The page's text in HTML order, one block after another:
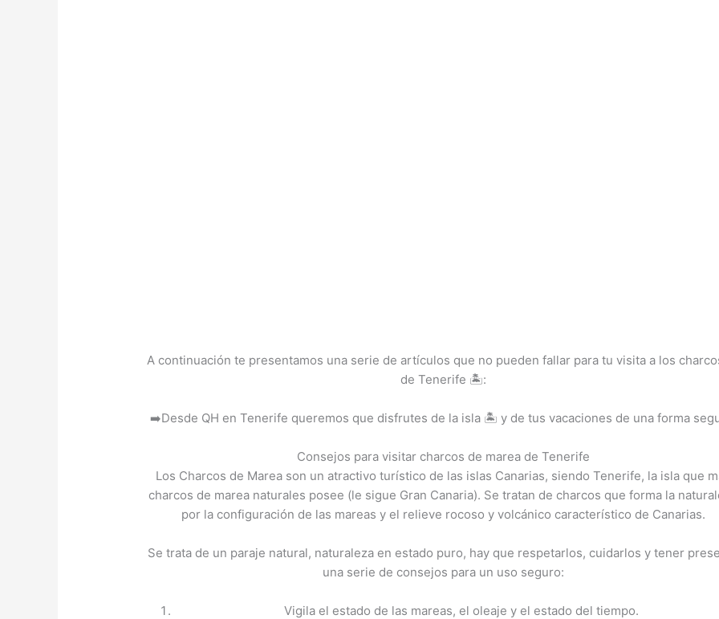
A continuación te presentamos una serie de artículos que no pueden fallar para tu visita a los
de Tenerife 🏝️:
➡️Desde QH en Tenerife queremos que disfrutes de la isla 🏝️ y de tus vacaciones de una forma
Consejos para visitar charcos de marea de Tenerife
Los Charcos de Marea son un atractivo turístico de las islas Canarias, siendo Tenerife, la isla que
charcos de marea naturales posee (le sigue Gran Canaria). Se tratan de charcos que forma la
por la configuración de las mareas y el relieve rocoso y volcánico característico de Canarias.
Se trata de un paraje natural, naturaleza en estado puro, hay que respetarlos, cuidarlos y tener
una serie de consejos para un uso seguro:
Vigila el estado de las mareas, el oleaje y el estado del tiempo.